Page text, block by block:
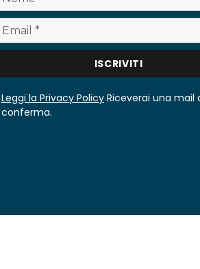
Leggi la Privacy PolicyRiceverai una mail
conferma.